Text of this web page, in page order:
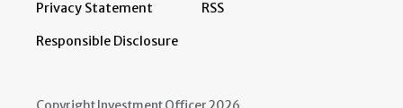
Privacy Statement
Responsible Disclosure
RSS